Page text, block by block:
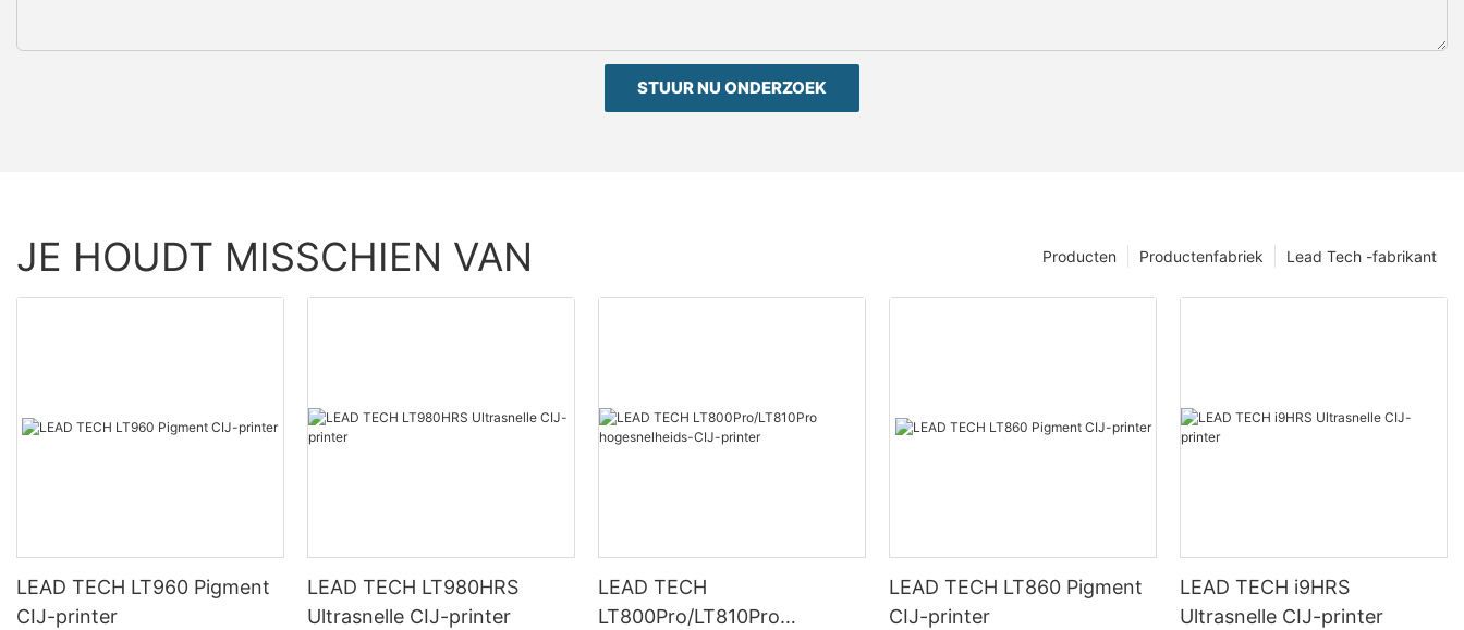
STUUR NU ONDERZOEK
JE HOUDT MISSCHIEN VAN Lead Tech -fabrikant
Productenfabriek
Producten
LEAD TECH LT960 Pigment
CIJ-printer
LEAD TECH LT980HRS
Ultrasnelle CIJ-printer
LEAD TECH
LT800Pro/LT810Pro
LEAD TECH LT860 Pigment
CIJ-printer
LEAD TECH i9HRS
Ultrasnelle CIJ-printer